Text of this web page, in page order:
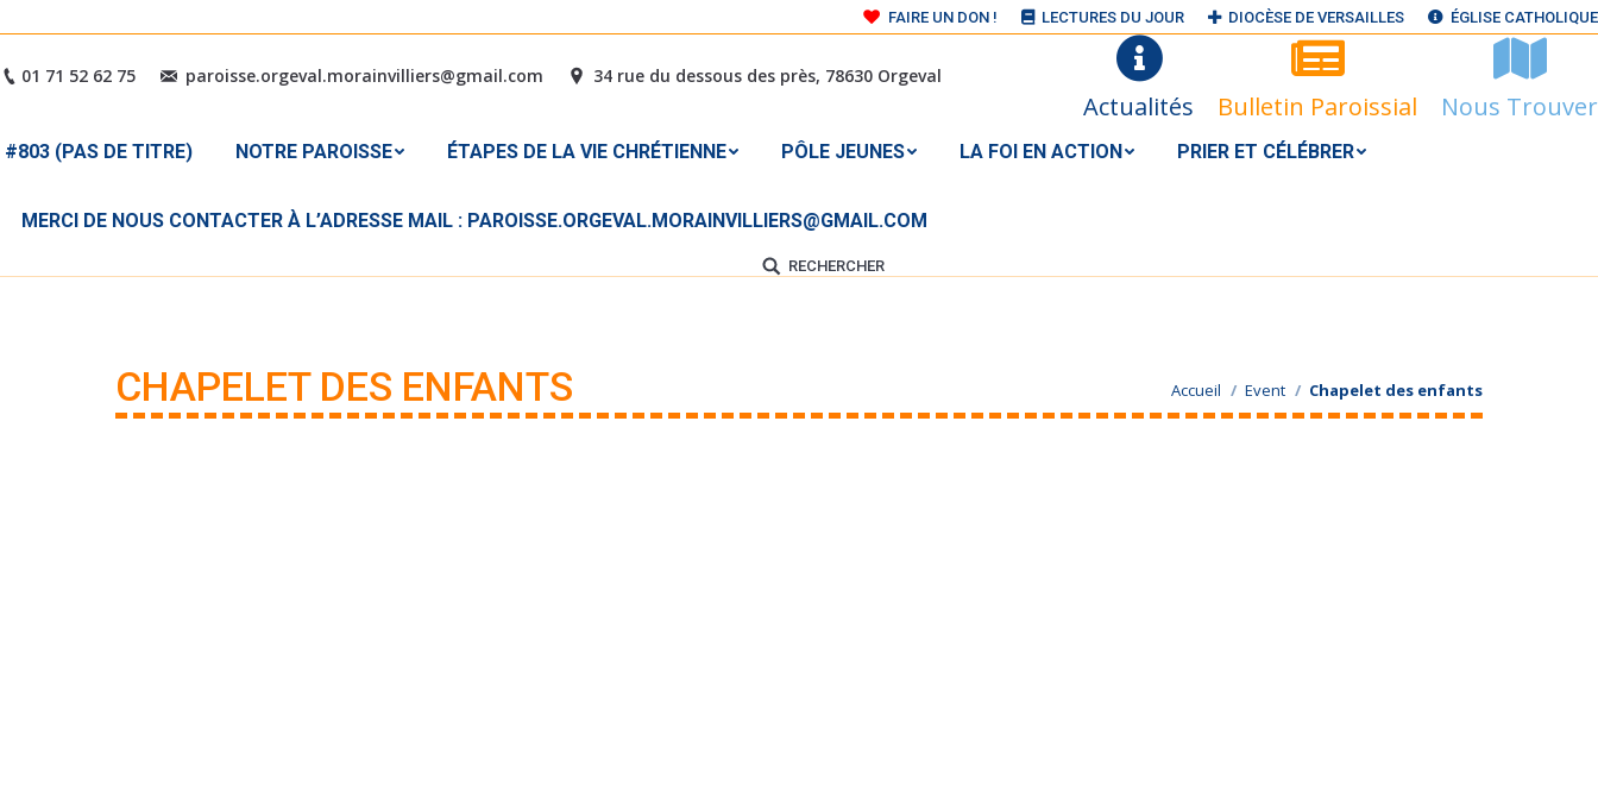
FAIRE UN DON ! LECTURES DU JOUR DIOCÈSE DE VERSAILLES ÉGLISE CATHOLIQUE
01 71 52 62 75 paroisse.orgeval.morainvilliers@gmail.com 34 rue du dessous des près, 78630 Orgeval
Actualités Bulletin Paroissial Nous Trouver
#803 (PAS DE TITRE) NOTRE PAROISSE ÉTAPES DE LA VIE CHRÉTIENNE PÔLE JEUNES LA FOI EN ACTION PRIER ET CÉLÉBRER
MERCI DE NOUS CONTACTER À L’ADRESSE MAIL : PAROISSE.ORGEVAL.MORAINVILLIERS@GMAIL.COM
Search:RECHERCHER
CHAPELET DES ENFANTS Accueil Event Chapelet des enfants
#803 (PAS DE TITRE) NOTRE PAROISSE ÉTAPES DE LA VIE CHRÉTIENNE PÔLE JEUNES LA FOI EN ACTION PRIER ET CÉLÉBRER
MERCI DE NOUS CONTACTER À L’ADRESSE MAIL : PAROISSE.ORGEVAL.MORAINVILLIERS@GMAIL.COM
Search:RECHERCHER